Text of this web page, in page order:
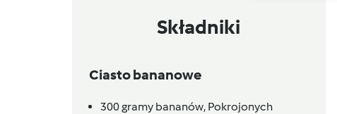
Składniki
Ciasto bananowe
300gramy bananów, Pokrojonych